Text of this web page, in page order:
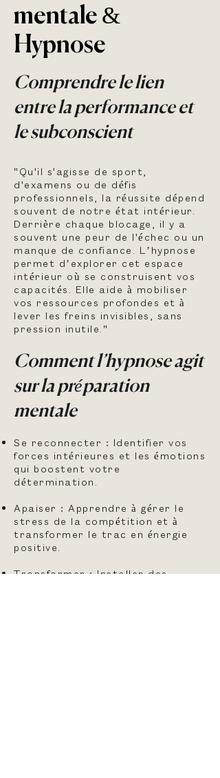
mentale &
Hypnose
Comprendre le lien
entre la performance et
le subconscient
"Qu'il s'agisse de sport,
d'examens ou de défis
professionnels, la réussite dépend
souvent de notre état intérieur.
Derrière chaque blocage, il y a
souvent une peur de l'échec ou un
manque de confiance. L’hypnose
permet d’explorer cet espace
intérieur où se construisent vos
capacités. Elle aide à mobiliser
vos ressources profondes et à
lever les freins invisibles, sans
pression inutile."
Comment l’hypnose agit
sur la préparation
mentale
Se reconnecter : Identifier vos
forces intérieures et les émotions
qui boostent votre
détermination.
Apaiser : Apprendre à gérer le
stress de la compétition et à
transformer le trac en énergie
positive.
Transformer : Installer des